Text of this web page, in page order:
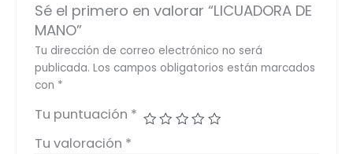
Sé el primero en valorar “LICUADORA DE
MANO”
Tu dirección de correo electrónico no será
publicada. Los campos obligatorios están marcados
con *
Tu puntuación *
Tu valoración *